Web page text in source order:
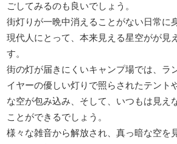
ごしてみるのも良いでしょう。
街灯りが一晩中消えることがない日常に
現代人にとって、本来見える星空がが見
す。
街の灯が届きにくいキャンプ場では、ラ
イヤーの優しい灯りで照らされたテント
な空が包み込み、そして、いつもは見え
ことができるでしょう。
様々な雑音から解放され、真っ暗な空を